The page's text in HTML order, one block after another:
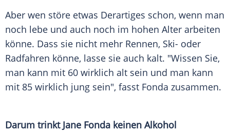
Aber wen störe etwas Derartiges schon, wenn man
noch lebe und auch noch im hohen Alter arbeiten
könne. Dass sie nicht mehr Rennen, Ski- oder
Radfahren könne, lasse sie auch kalt. "Wissen Sie,
man kann mit 60 wirklich alt sein und man kann
mit 85 wirklich jung sein", fasst Fonda zusammen.
Darum trinkt Jane Fonda keinen Alkohol